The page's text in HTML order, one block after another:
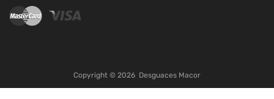
Copyright © 2026 Desguaces Macor